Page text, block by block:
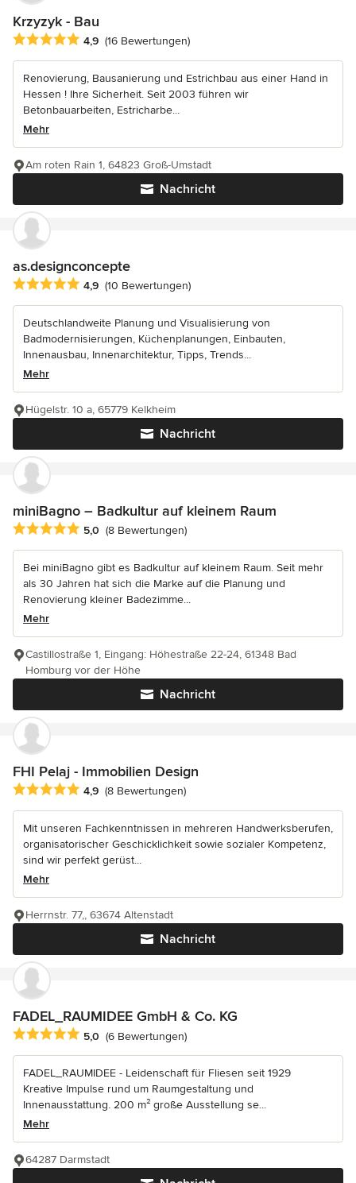
Krzyzyk - Bau
Durchschnittliche Bewertung: 4.9 von 5 Sternen
4,9 (16 Bewertungen)
Renovierung, Bausanierung und Estrichbau aus einer Hand in
Hessen ! Ihre Sicherheit. Seit 2003 führen wir
Betonbauarbeiten, Estricharbe...
Mehr
Nachricht
Am roten Rain 1, 64823 Groß-Umstadt
as.designconcepte
Durchschnittliche Bewertung: 4.9 von 5 Sternen
4,9 (10 Bewertungen)
Deutschlandweite Planung und Visualisierung von
Badmodernisierungen, Küchenplanungen, Einbauten,
Innenausbau, Innenarchitektur, Tipps, Trends...
Mehr
Nachricht
Hügelstr. 10 a, 65779 Kelkheim
miniBagno – Badkultur auf kleinem Raum
Durchschnittliche Bewertung: 5 von 5 Sternen
5,0 (8 Bewertungen)
Bei miniBagno gibt es Badkultur auf kleinem Raum. Seit mehr
als 30 Jahren hat sich die Marke auf die Planung und
Renovierung kleiner Badezimme...
Mehr
Nachricht
Castillostraße 1, Eingang: Höhestraße 22-24, 61348 Bad
Homburg vor der Höhe
FHI Pelaj - Immobilien Design
Durchschnittliche Bewertung: 4.9 von 5 Sternen
4,9 (8 Bewertungen)
Mit unseren Fachkenntnissen in mehreren Handwerksberufen,
organisatorischer Geschicklichkeit sowie sozialer Kompetenz,
sind wir perfekt gerüst...
Mehr
Nachricht
Herrnstr. 77,, 63674 Altenstadt
FADEL_RAUMIDEE GmbH & Co. KG
Durchschnittliche Bewertung: 5 von 5 Sternen
5,0 (6 Bewertungen)
FADEL_RAUMIDEE - Leidenschaft für Fliesen seit 1929
Kreative Impulse rund um Raumgestaltung und
Innenausstattung. 200 m² große Ausstellung se...
Mehr
64287 Darmstadt